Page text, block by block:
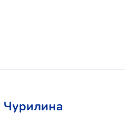
Чурилина